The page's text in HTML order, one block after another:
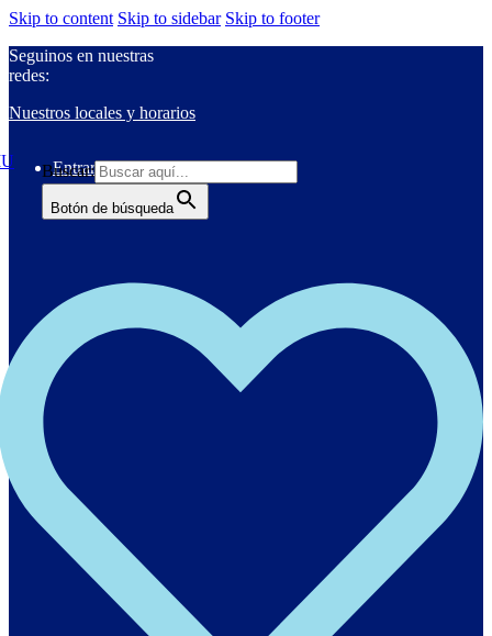
Skip to content Skip to sidebar Skip to footer
Seguinos en nuestras
redes:
Nuestros locales y horarios
Entrar
Buscar:
Botón de búsqueda